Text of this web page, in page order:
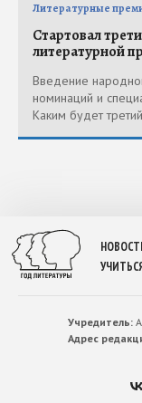
Литературные
Стартовал
литературной
Введение
номинаций и
Каким будет
Учредитель:
Адрес